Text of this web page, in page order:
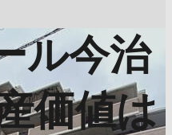
ル今治
価値は